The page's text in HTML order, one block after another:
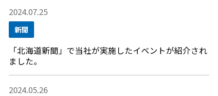
2024.07.25
新聞
「北海道新聞」で当社が実施したイベントが紹介され
ました。
2024.05.26